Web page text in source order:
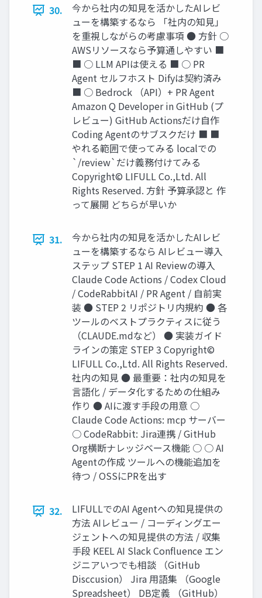
30.
今から社内の知⾒を活かしたAIレビ
ューを構築するなら 「社内の知⾒」
を重視しながらの考慮事項 ● ⽅針 ○
AWSリソースなら予算通しやすい ■
■ ○ LLM APIは使える ■ ○ PR
Agent セルフホスト Difyは契約済み
■ ○ Bedrock （API）+ PR Agent
Amazon Q Developer in GitHub (プ
レビュー) GitHub Actionsだけ⾃作
Coding Agentのサブスクだけ ■ ■
やれる範囲で使ってみる localでの
`/review`だけ義務付けてみる
Copyright© LIFULL Co.,Ltd. All
Rights Reserved. ⽅針 予算承認と 作
って展開 どちらが早いか
31.
今から社内の知⾒を活かしたAIレビ
ューを構築するなら AIレビュー導⼊
ステップ STEP 1 AI Reviewの導入
Claude Code Actions / Codex Cloud
/ CodeRabbitAI / PR Agent / ⾃前実
装 ● STEP 2 リポジトリ内規約 ● 各
ツールのベストプラクティスに従う
（CLAUDE.mdなど） ● 実装ガイド
ラインの策定 STEP 3 Copyright©
LIFULL Co.,Ltd. All Rights Reserved.
社内の知見 ● 最重要：社内の知⾒を
⾔語化 / データ化するための仕組み
作り ● AIに渡す⼿段の⽤意 ○
Claude Code Actions: mcp サーバー
○ CodeRabbit: Jira連携 / GitHub
Org横断ナレッジベース機能 ○ ○ AI
Agentの作成 ツールへの機能追加を
待つ / OSSにPRを出す
32.
LIFULLでのAI Agentへの知⾒提供の
⽅法 AIレビュー / コーディングエー
ジェントへの知⾒提供の⽅法 / 収集
⼿段 KEEL AI Slack Conﬂuence エン
ジニアいつでも相談 （GitHub
Disccusion） Jira ⽤語集 （Google
Spreadsheet） DB定義 （GitHub）